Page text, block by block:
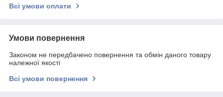
Всі умови оплати
Умови повернення
Законом не передбачено повернення та обмін даного товару
належної якості
Всі умови повернення